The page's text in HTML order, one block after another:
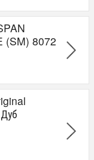
(SM) 8072